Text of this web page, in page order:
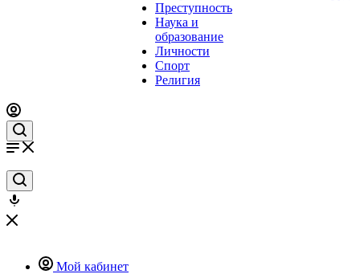
Преступность
Наука и
образование
Личности
Спорт
Религия
Мой кабинет